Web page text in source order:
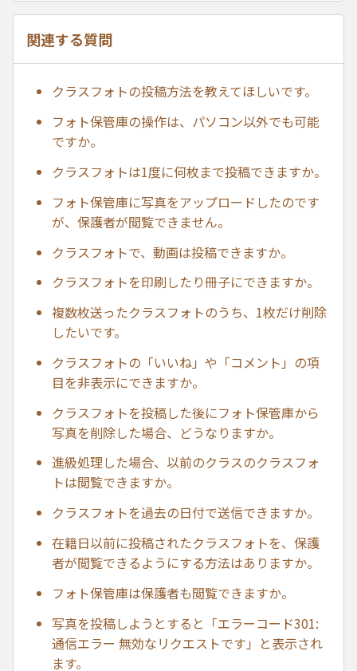
関連する質問
クラスフォトの投稿方法を教えてほしいです。
フォト保管庫の操作は、パソコン以外でも可能
ですか。
クラスフォトは1度に何枚まで投稿できますか。
フォト保管庫に写真をアップロードしたのです
が、保護者が閲覧できません。
クラスフォトで、動画は投稿できますか。
クラスフォトを印刷したり冊子にできますか。
複数枚送ったクラスフォトのうち、1枚だけ削除
したいです。
クラスフォトの「いいね」や「コメント」の項
目を非表示にできますか。
クラスフォトを投稿した後にフォト保管庫から
写真を削除した場合、どうなりますか。
進級処理した場合、以前のクラスのクラスフォ
トは閲覧できますか。
クラスフォトを過去の日付で送信できますか。
在籍日以前に投稿されたクラスフォトを、保護
者が閲覧できるようにする方法はありますか。
フォト保管庫は保護者も閲覧できますか。
写真を投稿しようとすると「エラーコード301:
通信エラー 無効なリクエストです」と表示され
ます。